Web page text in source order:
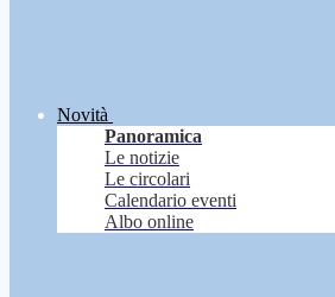
Novità
Panoramica
Le notizie
Le circolari
Calendario eventi
Albo online